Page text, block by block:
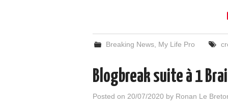
Breaking News My Life Pro
Blogbreak suite à 1
Posted on 20/07/2020 by Ronan Le